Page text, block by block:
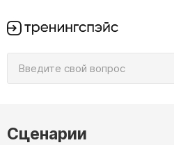
Сценарии